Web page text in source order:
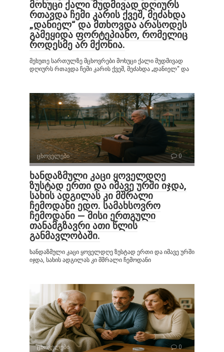
მოხუცი ქალი მუდმივად დღიურს
რთავდა ჩემი კარის ქვეშ, მეძახდა
„დანიელ“ და მთხოვდა არასოდეს
გამეყიდა ფორტეპიანო, რომელიც
როდესმე არ მქონია.
მეხუთე სართულზე მცხოვრები მოხუცი ქალი მუდმივად
დღიურს რთავდა ჩემი კარის ქვეშ, მეძახდა „დანიელ“ და
ცხოველები 0
ხანდაზმული კაცი ყოველდღე
ზუსტად ერთი და იმავე ურში იჯდა,
სახის ადგილას კი მშრალი
ჩემოდანი ედო. სამახსოვრო
ჩემოდანი — მისი ერთგული
თანამგზავრი ათი წლის
განმავლობაში.
ხანდაზმული კაცი ყოველდღე ზუსტად ერთი და იმავე ურში
იჯდა, სახის ადგილას კი მშრალი ჩემოდანი
ცხოველები 0